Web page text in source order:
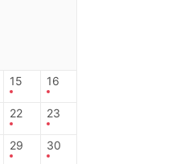
15 16
22 23
29 30